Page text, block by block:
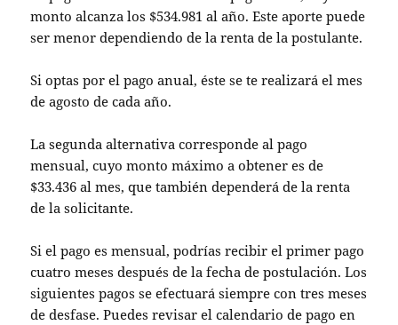
monto alcanza los $534.981 al año. Este aporte puede
ser menor dependiendo de la renta de la postulante.
Si optas por el pago anual, éste se te realizará el mes
de agosto de cada año.
La segunda alternativa corresponde al pago
mensual, cuyo monto máximo a obtener es de
$33.436 al mes, que también dependerá de la renta
de la solicitante.
Si el pago es mensual, podrías recibir el primer pago
cuatro meses después de la fecha de postulación. Los
siguientes pagos se efectuará siempre con tres meses
de desfase. Puedes revisar el calendario de pago en